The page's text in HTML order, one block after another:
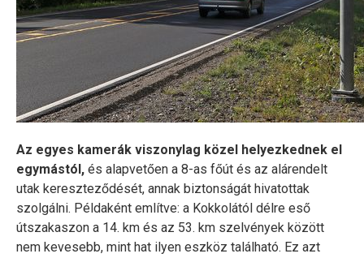
Az egyes kamerák viszonylag közel helyezkednek el
egymástól, és alapvetően a 8-as főút és az alárendelt
utak kereszteződését, annak biztonságát hivatottak
szolgálni. Példaként említve: a Kokkolától délre eső
útszakaszon a 14. km és az 53. km szelvények között
nem kevesebb, mint hat ilyen eszköz található. Ez azt